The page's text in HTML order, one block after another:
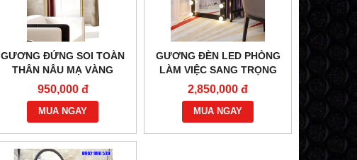
GƯƠNG ĐỨNG SOI TOÀN
THÂN NÂU MẠ VÀNG
950,000 đ
MUA NGAY
GƯƠNG ĐÈN LED PHÒNG
LÀM VIỆC SANG TRỌNG
2,850,000 đ
MUA NGAY